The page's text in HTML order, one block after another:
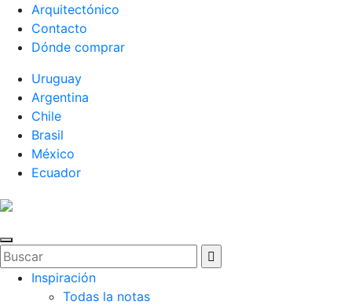
Arquitectónico
Contacto
Dónde comprar
Uruguay
Argentina
Chile
Brasil
México
Ecuador
Inspiración
Todas la notas